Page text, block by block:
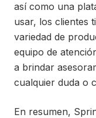
así como una
usar, los clientes
variedad de
equipo de
a brindar
cualquier duda o
En resumen,